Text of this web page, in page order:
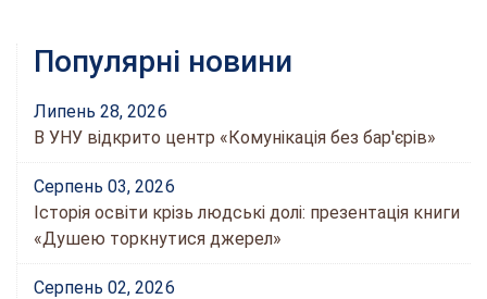
Популярні новини
Липень 28, 2026
В УНУ відкрито центр «Комунікація без бар'єрів»
Серпень 03, 2026
Історія освіти крізь людські долі: презентація книги
«Душею торкнутися джерел»
Серпень 02, 2026